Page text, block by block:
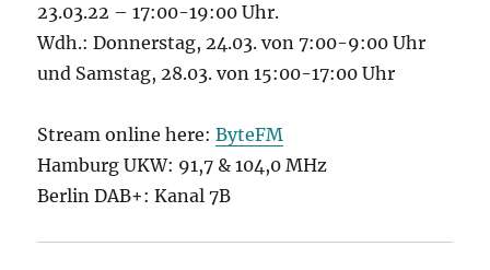
23.03.22 – 17:00-19:00 Uhr.
Wdh.: Donnerstag, 24.03. von 7:00-9:00 Uhr
und Samstag, 28.03. von 15:00-17:00 Uhr
Stream online here:ByteFM
Hamburg UKW: 91,7 & 104,0 MHz
Berlin DAB+: Kanal 7B